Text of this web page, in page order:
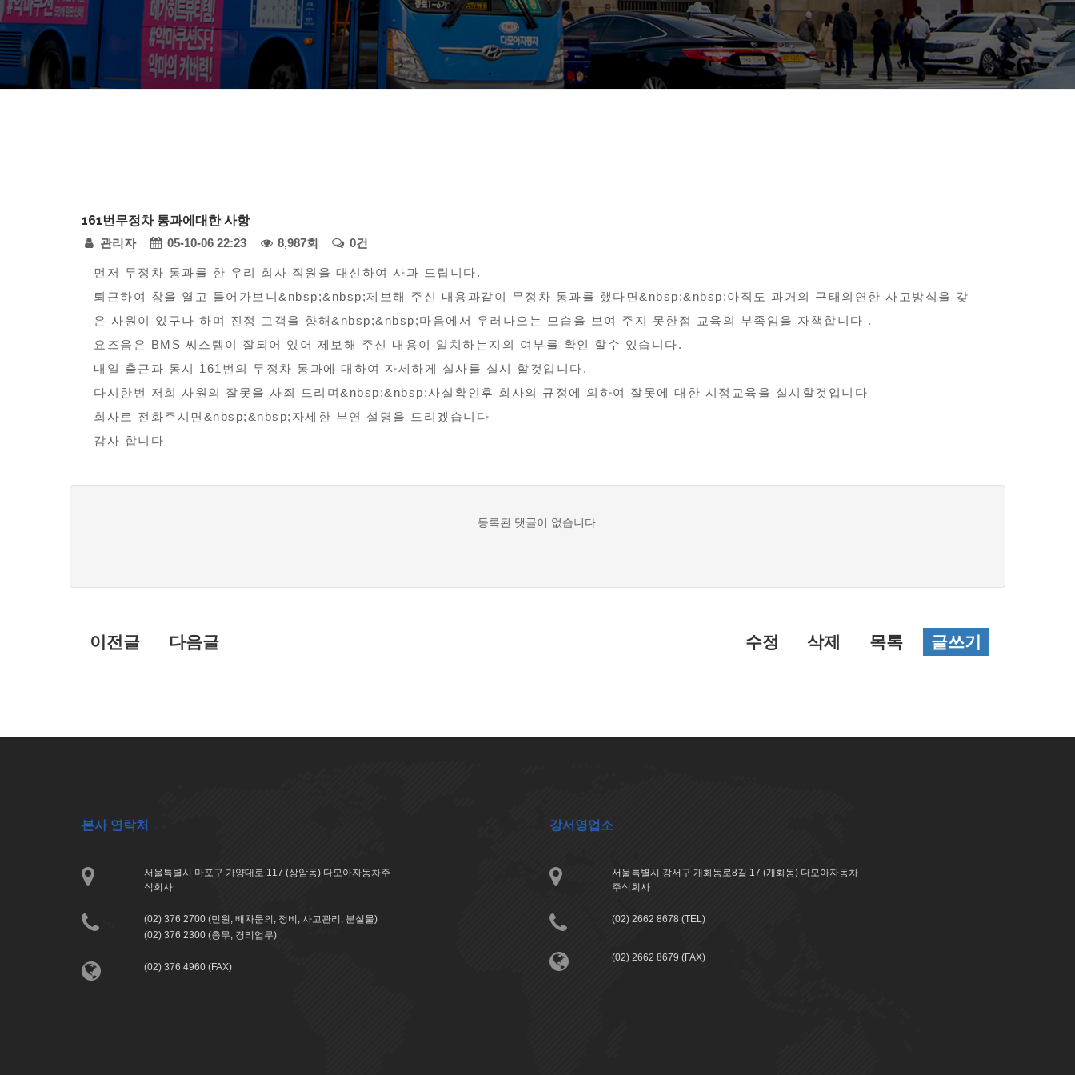
모161번무정차 통과에대한 사항
페
이
지
정
보
관리자 05-10-06 22:23 8,987회 0건
본
문
먼저 무정차 통과를 한 우리 회사 직원을 대신하여 사과 드립니다.
퇴근하여 창을 열고 들어가보니&nbsp;&nbsp;제보해 주신 내용과같이 무정차 통과를 했다면&nbsp;&nbsp;아직도 과거의 구태의연한 사고방식을 갖
은 사원이 있구나 하며 진정 고객을 향해&nbsp;&nbsp;마음에서 우러나오는 모습을 보여 주지 못한점 교육의 부족임을 자책합니다 .
요즈음은 BMS 씨스템이 잘되어 있어 제보해 주신 내용이 일치하는지의 여부를 확인 할수 있습니다.
내일 출근과 동시 161번의 무정차 통과에 대하여 자세하게 실사를 실시 할것입니다.
다시한번 저희 사원의 잘못을 사죄 드리며&nbsp;&nbsp;사실확인후 회사의 규정에 의하여 잘못에 대한 시정교육을 실시할것입니다
회사로 전화주시면&nbsp;&nbsp;자세한 부연 설명을 드리겠습니다
감사 합니다
등록된 댓글이 없습니다.
이전글 다음글 수정 삭제 목록 글쓰기
본사 연락처
서울특별시 마포구 가양대로 117 (상암동) 다모아자동차주
식회사
(02) 376 2700 (민원, 배차문의, 정비, 사고관리, 분실물)
(02) 376 2300 (총무, 경리업무)
(02) 376 4960 (FAX)
강서영업소
서울특별시 강서구 개화동로8길 17 (개화동) 다모아자동차
주식회사
(02) 2662 8678 (TEL)
(02) 2662 8679 (FAX)